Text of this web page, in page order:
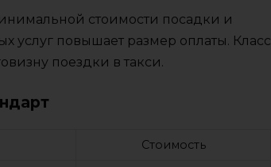
стоимости посадки и
услуг повышает размер оплаты. Класс
поездки в такси.
Стоимость